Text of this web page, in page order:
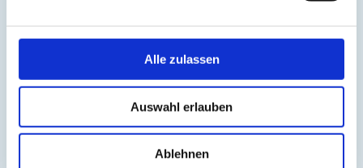
Alle zulassen
Auswahl erlauben
Ablehnen
Ego(1)
Emotion(6)
Energiebewusstsein(2)
Entgiftung(5)